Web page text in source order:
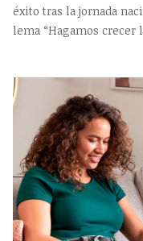
éxito tras la jornada
lema “Hagamos crecer